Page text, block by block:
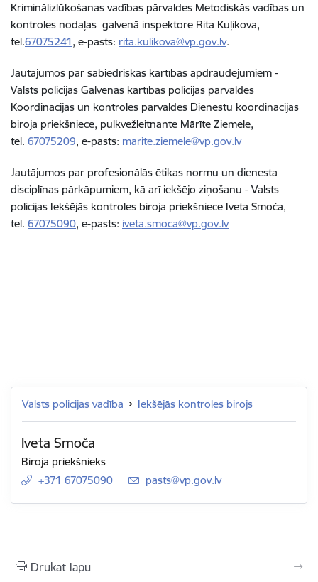
Kriminālizlūkošanas vadības pārvaldes Metodiskās vadības un
kontroles nodaļas galvenā inspektore Rita Kuļikova,
tel.67075241, e-pasts: rita.kulikova@vp.gov.lv.
Jautājumos par sabiedriskās kārtības apdraudējumiem -
Valsts policijas Galvenās kārtības policijas pārvaldes
Koordinācijas un kontroles pārvaldes Dienestu koordinācijas
biroja priekšniece, pulkvežleitnante Mārīte Ziemele,
tel. 67075209, e-pasts: marite.ziemele@vp.gov.lv
Jautājumos par profesionālās ētikas normu un dienesta
disciplīnas pārkāpumiem, kā arī iekšējo ziņošanu - Valsts
policijas Iekšējās kontroles biroja priekšniece Iveta Smoča,
tel. 67075090, e-pasts: iveta.smoca@vp.gov.lv
Valsts policijas vadība Iekšējās kontroles birojs
Iveta Smoča
Biroja priekšnieks
+371 67075090
E-pasts:
pasts@vp.gov.lv
Drukāt lapu